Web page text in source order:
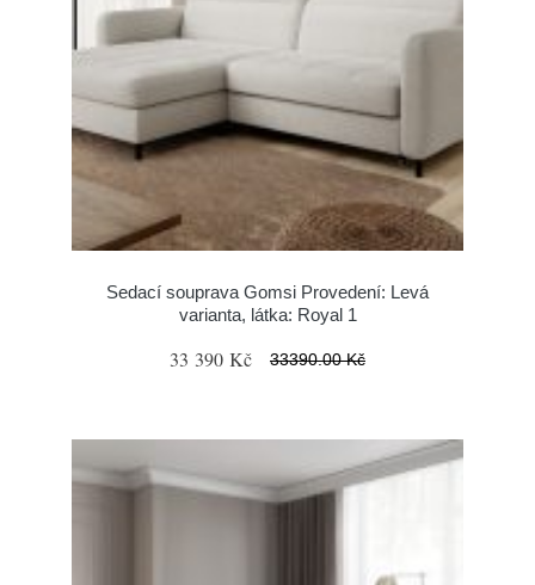
Sedací souprava Gomsi Provedení: Levá
varianta, látka: Royal 1
33 390 Kč 33390.00 Kč